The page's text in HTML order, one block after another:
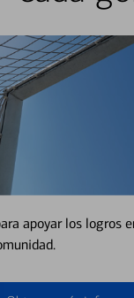
apoyar los logros